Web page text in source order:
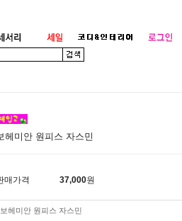
헤미안 원피스 자스민
매가격 37,000원
보헤미안 원피스 자스민